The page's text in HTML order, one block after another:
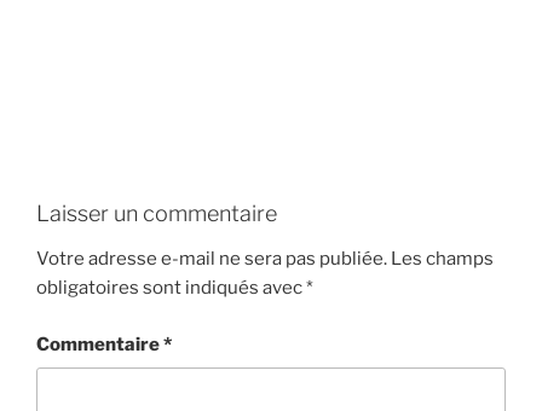
Laisser un commentaire
Votre adresse e-mail ne sera pas publiée. Les champs
obligatoires sont indiqués avec*
Commentaire*